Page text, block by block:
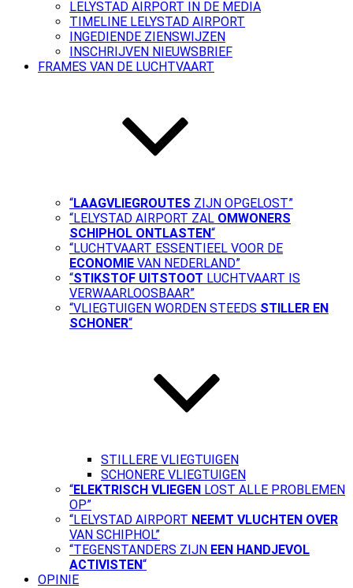
LELYSTAD AIRPORT IN DE MEDIA
TIMELINE LELYSTAD AIRPORT
INGEDIENDE ZIENSWIJZEN
INSCHRIJVEN NIEUWSBRIEF
FRAMES VAN DE LUCHTVAART
“LAAGVLIEGROUTES ZIJN OPGELOST”
“LELYSTAD AIRPORT ZAL OMWONERS
SCHIPHOL ONTLASTEN“
“LUCHTVAART ESSENTIEEL VOOR DE
ECONOMIE VAN NEDERLAND”
“STIKSTOF UITSTOOT LUCHTVAART IS
VERWAARLOOSBAAR”
“VLIEGTUIGEN WORDEN STEEDS STILLER EN
SCHONER“
STILLERE VLIEGTUIGEN
SCHONERE VLIEGTUIGEN
“ELEKTRISCH VLIEGEN LOST ALLE PROBLEMEN
OP”
“LELYSTAD AIRPORT NEEMT VLUCHTEN OVER
VAN SCHIPHOL”
“TEGENSTANDERS ZIJN EEN HANDJEVOL
ACTIVISTEN“
OPINIE